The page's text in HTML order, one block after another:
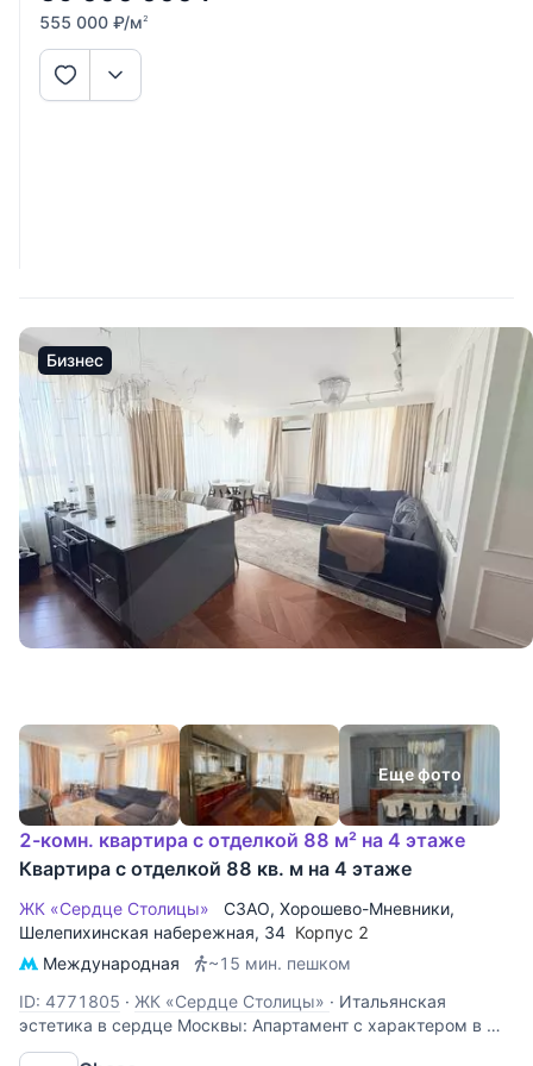
555 000 ₽/м2
Бизнес
Еще фото
2-комн. квартира с отделкой 88 м² на 4 этаже
Квартира с отделкой 88 кв. м на 4 этаже
ЖК «Сердце Столицы» СЗАО, Хорошево-Мневники,
Шелепихинская набережная, 34 Корпус 2
Международная
~15 мин. пешком
ID: 4771805 · ЖК «Сердце Столицы» · Итальянская
эстетика в сердце Москвы: Апартамент с характером в ЖК
«Сердца столицы» Эта квартира — не просто про